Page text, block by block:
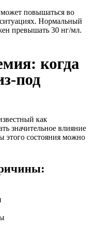
повышаться во
Нормальный
превышать 30 нг/мл.
когда
под
как
значительное влияние
состояния можно